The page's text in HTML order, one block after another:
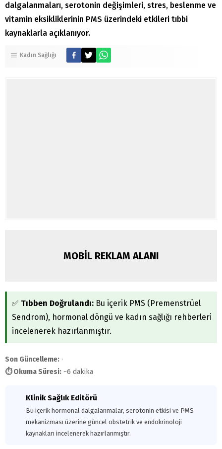
dalgalanmaları, serotonin değişimleri, stres, beslenme ve
vitamin eksikliklerinin PMS üzerindeki etkileri tıbbi
kaynaklarla açıklanıyor.
Kadın Sağlığı
MOBİL REKLAM ALANI
✅ Tıbben Doğrulandı: Bu içerik PMS (Premenstrüel
Sendrom), hormonal döngü ve kadın sağlığı rehberleri
incelenerek hazırlanmıştır.
Son Güncelleme: ·
⏱ Okuma Süresi: ~6 dakika
Klinik Sağlık Editörü
Bu içerik hormonal dalgalanmalar, serotonin etkisi ve
PMS mekanizması üzerine güncel obstetrik ve
endokrinoloji kaynakları incelenerek hazırlanmıştır.